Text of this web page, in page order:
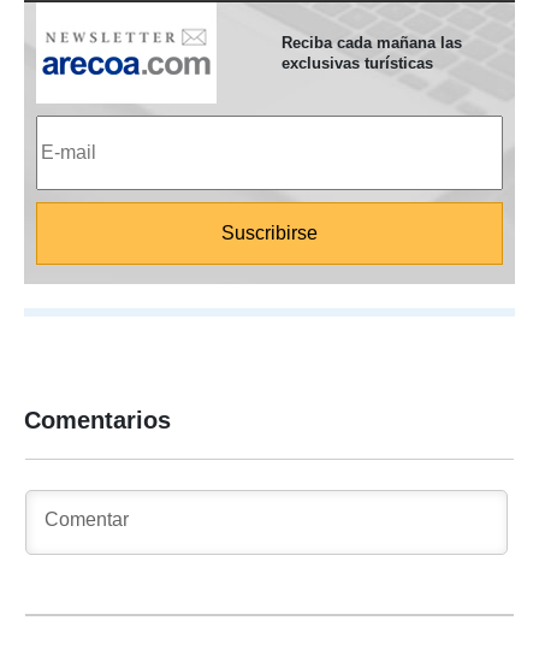
Reciba cada mañana las
exclusivas turísticas
Comentarios